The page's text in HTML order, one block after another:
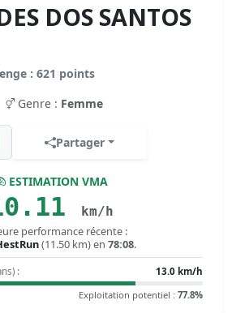
DOS SANTOS
: 621 points
Genre : Femme
Partager
ESTIMATION VMA
km/h
performance récente :
(11.50 km) en 78:08.
:
13.0 km/h
Exploitation potentiel : 77.8%